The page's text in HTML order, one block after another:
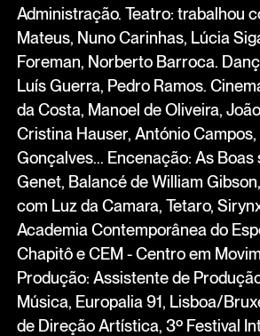
Administração. Teatro: trabalhou
Mateus, Nuno Carinhas, Lúcia
Foreman, Norberto Barroca.
Luís Guerra, Pedro Ramos.
da Costa, Manoel de Oliveira,
Cristina Hauser, António Campos,
Gonçalves... Encenação: As Boas
Genet, Balancé de William
com Luz da Camara, Tetaro,
Academia Contemporânea do
Chapitô e CEM - Centro em
Produção: Assistente de
Música, Europalia 91, Lisboa/
de Direção Artística, 3º Festival